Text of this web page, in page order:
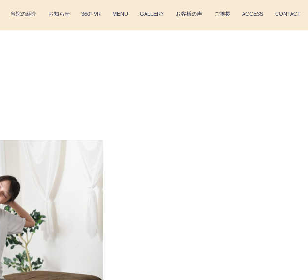
当院の紹介 お知らせ 360° VR MENU GALLERY お客様の声 ご挨拶 ACCESS CONTACT